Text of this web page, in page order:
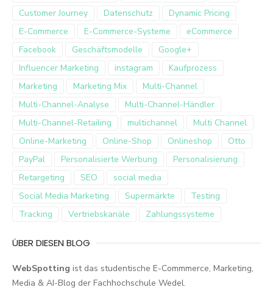
Customer Journey
Datenschutz
Dynamic Pricing
E-Commerce
E-Commerce-Systeme
eCommerce
Facebook
Geschäftsmodelle
Google+
Influencer Marketing
instagram
Kaufprozess
Marketing
Marketing Mix
Multi-Channel
Multi-Channel-Analyse
Multi-Channel-Händler
Multi-Channel-Retailing
multichannel
Multi Channel
Online-Marketing
Online-Shop Onlineshop
Otto
PayPal
Personalisierte Werbung
Personalisierung
Retargeting
SEO
social media
Social Media Marketing
Supermärkte
Testing
Tracking
Vertriebskanäle Zahlungssysteme
ÜBER DIESEN BLOG
WebSpotting ist das studentische E-Commmerce, Marketing,
Media & AI-Blog der Fachhochschule Wedel.